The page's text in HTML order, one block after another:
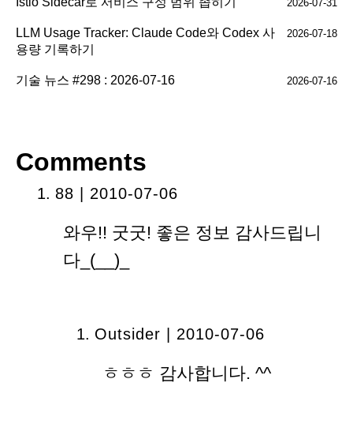
2026-07-31
LLM Usage Tracker: Claude Code와 Codex 사
용량 기록하기
2026-07-18
기술 뉴스 #298 : 2026-07-16 2026-07-16
Comments
88 | 2010-07-06
와우!! 굿굿! 좋은 정보 감사드립니
다_(__)_
Outsider | 2010-07-06
ㅎㅎㅎ 감사합니다. ^^